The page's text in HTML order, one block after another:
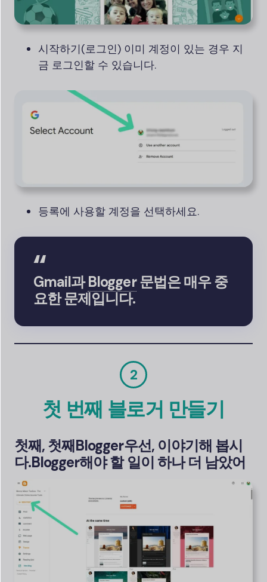
시작하기(로그인) 이미 계정이 있는 경우 지
금 로그인할 수 있습니다.
등록에 사용할 계정을 선택하세요.
Gmail과 Blogger 문법은 매우 중
요한 문제입니다.
2
첫 번째 블로거 만들기
첫째, 첫째Blogger우선, 이야기해 봅시
다.Blogger해야 할 일이 하나 더 남았어